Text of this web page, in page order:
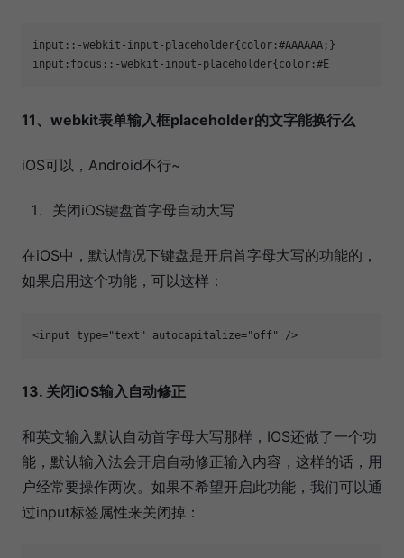
input::-webkit-input-placeholder{color:#AAAAAA;}
input:focus::-webkit-input-placeholder{color:#E
11、webkit表单输入框placeholder的文字能换行么
iOS可以，Android不行~
关闭iOS键盘首字母自动大写
在iOS中，默认情况下键盘是开启首字母大写的功能的，
如果启用这个功能，可以这样：
<input type="text" autocapitalize="off" />
13. 关闭iOS输入自动修正
和英文输入默认自动首字母大写那样，IOS还做了一个功
能，默认输入法会开启自动修正输入内容，这样的话，用
户经常要操作两次。如果不希望开启此功能，我们可以通
过input标签属性来关闭掉：